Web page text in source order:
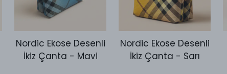
Nordic Ekose Desenli
İkiz Çanta - Mavi
Nordic Ekose Desenli
İkiz Çanta - Sarı